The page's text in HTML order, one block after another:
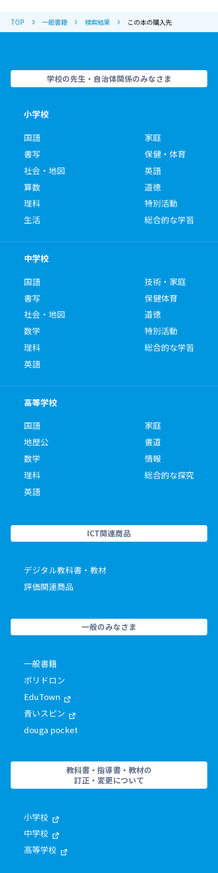
TOP 一般書籍 検索結果 この本の購入先
学校の先生・自治体関係のみなさま
小学校
国語
書写
社会・地図
算数
理科
生活
家庭
保健・体育
英語
道徳
特別活動
総合的な学習
中学校
国語
書写
社会・地図
数学
理科
英語
技術・家庭
保健体育
道徳
特別活動
総合的な学習
高等学校
国語
地歴公
数学
理科
英語
家庭
書道
情報
総合的な探究
ICT関連商品
デジタル教科書・教材
評価関連商品
一般のみなさま
一般書籍
ポリドロン
EduTown
青いスピン
douga pocket
教科書・指導書・教材の
訂正・変更について
小学校
中学校
高等学校